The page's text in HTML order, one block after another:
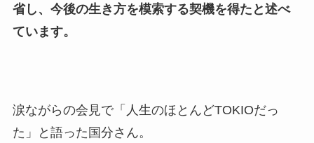
省し、今後の生き方を模索する契機を得たと述べ
ています。
涙ながらの会見で「人生のほとんどTOKIOだっ
た」と語った国分さん。